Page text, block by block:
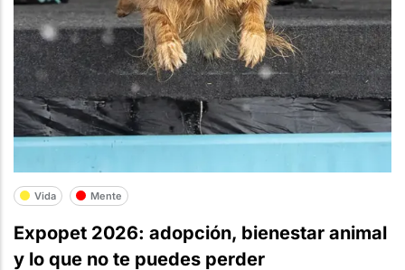
Vida Mente
Expopet 2026: adopción, bienestar animal
y lo que no te puedes perder